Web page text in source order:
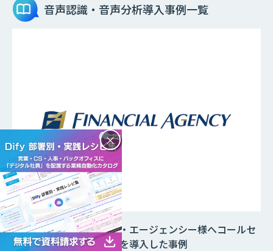
音声認識・音声分析導入事例一覧
株式会社フィナンシャル・エージェンシー様へコールセ
ンター向けAI「AI Log」を導入した事例
×